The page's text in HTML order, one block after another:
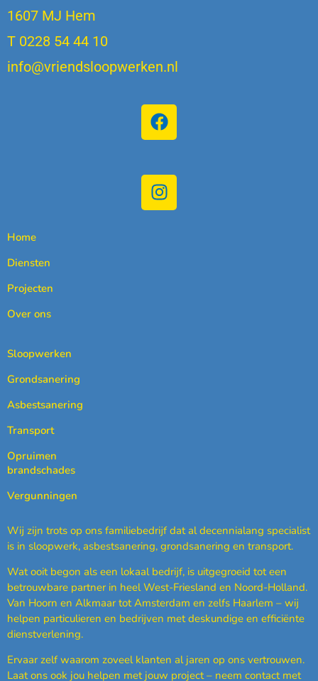
1607 MJ Hem
T 0228 54 44 10
info@vriendsloopwerken.nl
Home
Diensten
Projecten
Over ons
Sloopwerken
Grondsanering
Asbestsanering
Transport
Opruimen
brandschades
Vergunningen
Wij zijn trots op ons familiebedrijf dat al decennialang specialist
is in sloopwerk, asbestsanering, grondsanering en transport.
Wat ooit begon als een lokaal bedrijf, is uitgegroeid tot een
betrouwbare partner in heel West-Friesland en Noord-Holland.
Van Hoorn en Alkmaar tot Amsterdam en zelfs Haarlem – wij
helpen particulieren en bedrijven met deskundige en efficiënte
dienstverlening.
Ervaar zelf waarom zoveel klanten al jaren op ons vertrouwen.
Laat ons ook jou helpen met jouw project – neem contact met